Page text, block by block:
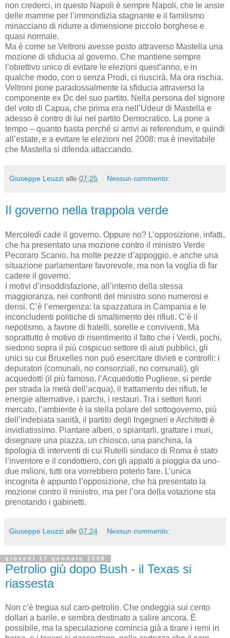
non crederci, in questo Napoli è sempre Napoli, che le ansie
delle mamme per l’immondizia stagnante e il familismo
minacciano di ridurre a dimensione piccolo borghese e
quasi normale.
Ma è come se Veltroni avesse posto attraverso Mastella una
mozione di sfiducia al governo. Che mantiene sempre
l’obiettivo unico di evitare le elezioni quest’anno, e in
qualche modo, con o senza Prodi, ci riuscirà. Ma ora rischia.
Veltroni pone paradossalmente la sfiducia attraverso la
componente ex Dc del suo partito. Nella persona del signore
del voto di Capua, che prima era nell’Udeur di Mastella e
adesso è contro di lui nel partito Democratico. La pone a
tempo – quanto basta perché si arrivi ai referendum, e quindi
all’estate, e a evitare le elezioni nel 2008: ma è inevitabile
che Mastella si difenda attaccando.
Giuseppe Leuzzi alle 07:25 Nessun commento:
Il governo nella trappola verde
Mercoledì cade il governo. Oppure no? L’opposizione, infatti,
che ha presentato una mozione contro il ministro Verde
Pecoraro Scanio, ha molte pezze d’appoggio, e anche una
situazione parlamentare favorevole, ma non la voglia di far
cadere il governo.
I motivi d’insoddisfazione, all’interno della stessa
maggioranza, nei confronti del ministro sono numerosi e
densi. C’è l’emergenza: la spazzatura in Campania e le
inconcludenti politiche di smaltimento dei rifiuti. C’è il
nepotismo, a favore di fratelli, sorelle e conviventi. Ma
soprattutto è motivo di risentimento il fatto che i Verdi, pochi,
siedono sopra il più cospicuo settore di aiuti pubblici, gli
unici su cui Bruxelles non può esercitare divieti e controlli: i
depuratori (comunali, no consorziali, no comunali), gli
acquedotti (il più famoso, l’Acquedotto Pugliese, si perde
per strada la metà dell’acqua), il trattamento dei rifiuti, le
energie alternative, i parchi, i restauri. Tra i settori fuori
mercato, l’ambiente è la stella polare del sottogoverno, più
dell’indebiata sanità, il partito degli Ingegneri e Architetti è
invidiatissimo. Piantare alberi, o spiantarli, grattare i muri,
disegnare una piazza, un chiosco, una panchina, la
tipologia di interventi di cui Rutelli sindaco di Roma è stato
l’inventore e il condottiero, con gli appalti a pioggia da uno-
due milioni, tutti ora vorrebbero poterlo fare. L’unica
incognita è appunto l’opposizione, che ha presentato la
mozione contro il ministro, ma per l’ora della votazione sta
prenotando i gabinetti.
Giuseppe Leuzzi alle 07:24 Nessun commento:
giovedì 17 gennaio 2008
Petrolio giù dopo Bush - il Texas si
riassesta
Non c’è tregua sul caro-petrolio. Che ondeggia sui cento
dollari a barile, e sembra destinato a salire ancora. È
possibile, ma la speculazione comincia già a tirare i remi in